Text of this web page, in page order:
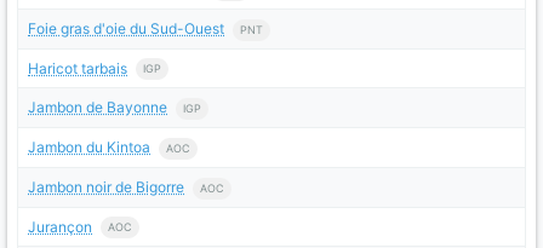
Foie gras d'oie du Sud-Ouest PNT
Haricot tarbais IGP
Jambon de Bayonne IGP
Jambon du Kintoa AOC
Jambon noir de Bigorre AOC
Jurançon AOC